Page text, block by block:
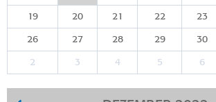
19 20 21 22 23
26 27 28 29 30
2 3 4 5 6